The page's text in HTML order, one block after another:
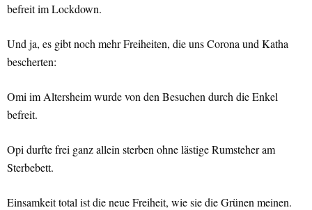
befreit im Lockdown.
Und ja, es gibt noch mehr Freiheiten, die uns Corona und Katha
bescherten:
Omi im Altersheim wurde von den Besuchen durch die Enkel
befreit.
Opi durfte frei ganz allein sterben ohne lästige Rumsteher am
Sterbebett.
Einsamkeit total ist die neue Freiheit, wie sie die Grünen meinen.